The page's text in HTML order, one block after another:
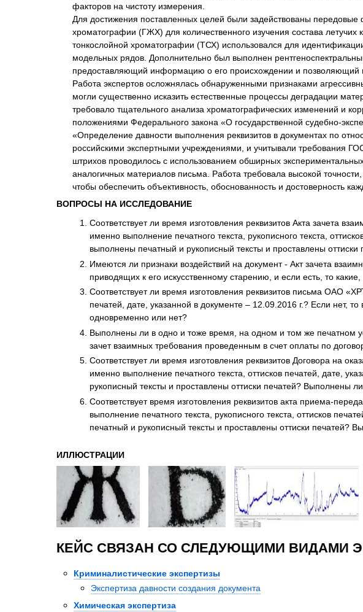
факторов на чистоту измерения.
Для достижения поставленных целей были задействованы
хроматографии (ГЖХ) для количественного изучения состава
тонкослойной хроматографии (ТСХ) использовался для
модельных рядов. Дополнительно был выполнен
предоставляющий информацию о его происхождении и позволяющий
Работа экспертов осложнялась обнаруженными признаками
могли существенно исказить естественные процессы деградации
требовало тщательного анализа хроматографических изменений и
положениями Федерального закона «О государственной судебно-
«Определение давности выполнения реквизитов в документах по
российскими экспертными учреждениями, и учитывали требования
штрихов проводилось с использованием обширных
аналогичных материалов письма. Работа требовала высокой
чтобы обеспечить объективность, обоснованность и достоверность
ВОПРОСЫ НА ИССЛЕДОВАНИЕ
Соответствует ли время изготовления реквизитов Акта зачета
именно выполнение печатного текста, рукописного текста,
выполнены печатный и рукописный тексты и проставлены
Имеются ли признаки воздействий на документ - Акт зачета
приводящих к его искусственному старению, и если есть, то
Соответствует ли время изготовления реквизитов письма ОАО
печатей, дате, указанной в документе – 12.09.2016 г.? Если нет,
одновременно или нет?
Выполнены ли в одно и тоже время, на одном и том же печатном
зачет взаимных требования проведенным в счет оплаты по
Соответствует ли время изготовления реквизитов Договора на
именно выполнение печатного текста, оттисков печатей, дате,
рукописный тексты и проставлены оттиски печатей? Выполнены
Соответствует время изготовления реквизитов акта приема-
выполнение печатного текста, рукописного текста, оттисков
печатный и рукописный тексты и проставлены оттиски печатей?
ИЛЛЮСТРАЦИИ
КЕЙС СВЯЗАН СО СЛЕДУЮЩИМИ ВИДАМИ
Криминалистические экспертизы
Экспертиза давности создания документа
Химическая экспертиза